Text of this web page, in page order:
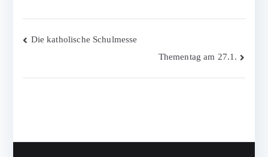
Beitragsnavigation
Die katholische Schulmesse
Thementag am 27.1.